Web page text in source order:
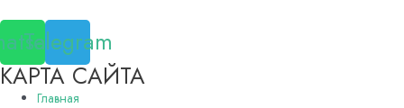
Telegram
КАРТА САЙТА
Главная